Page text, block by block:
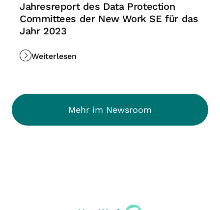
Jahresreport des Data Protection
Committees der New Work SE für das
Jahr 2023
Weiterlesen
Mehr im Newsroom